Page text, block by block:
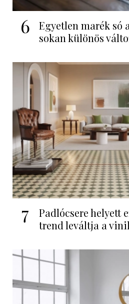
6
Egyetlen marék só
sokan különös
7
Padlócsere helyett
trend leváltja a